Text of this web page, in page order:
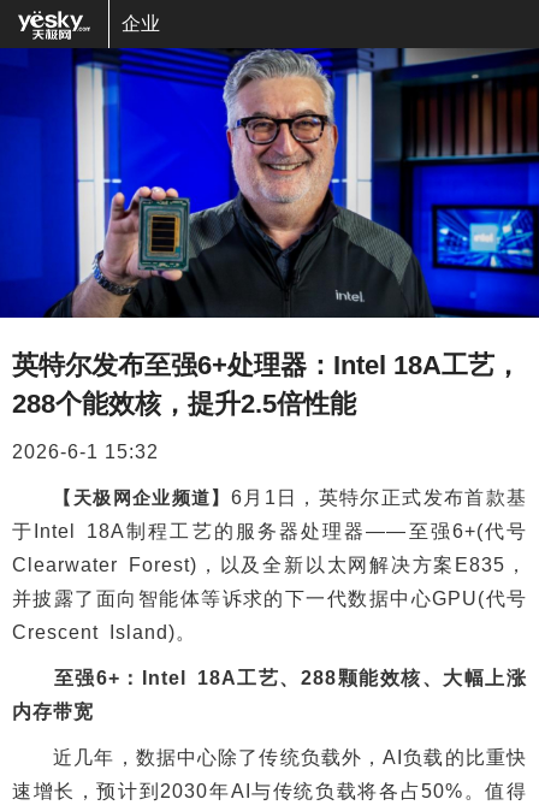
企业
英特尔发布至强6+处理器：Intel 18A工艺，
288个能效核，提升2.5倍性能
2026-6-1 15:32
【天极网企业频道】 6月1日，英特尔正式发布首款基
于Intel 18A制程工艺的服务器处理器——至强6+(代号
Clearwater Forest)，以及全新以太网解决方案E835，
并披露了面向智能体等诉求的下一代数据中心GPU(代号
Crescent Island)。
至强6+：Intel 18A工艺、288颗能效核、大幅上涨
内存带宽
近几年，数据中心除了传统负载外，AI负载的比重快
速增长，预计到2030年AI与传统负载将各占50%。值得